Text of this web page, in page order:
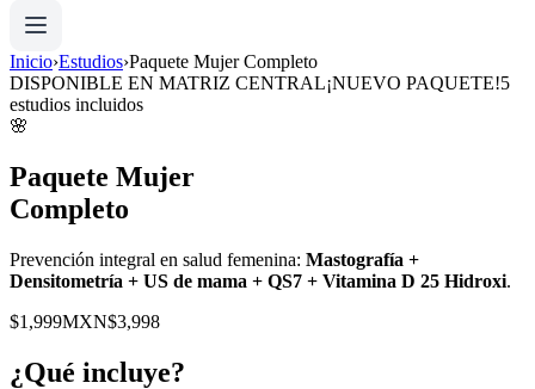
Inicio›Estudios›Paquete Mujer Completo
DISPONIBLE EN MATRIZ CENTRAL¡NUEVO PAQUETE!5
estudios incluidos
🌸
Paquete Mujer
Completo
Prevención integral en salud femenina: Mastografía +
Densitometría + US de mama + QS7 + Vitamina D 25 Hidroxi.
$1,999MXN$3,998
¿Qué incluye?